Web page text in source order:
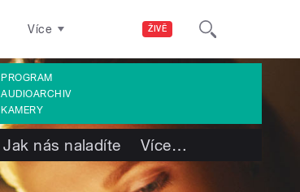
ŽIVĚ
Více
PROGRAM
AUDIOARCHIV
KAMERY
Jak nás naladíte Více…